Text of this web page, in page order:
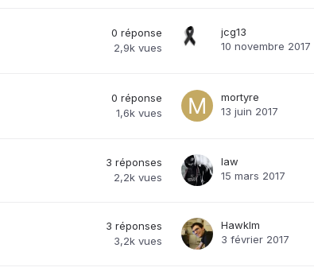
0 réponse
2,9k vues
jcg13
10 novembre 2017
0 réponse
1,6k vues
mortyre
13 juin 2017
3 réponses
2,2k vues
law
15 mars 2017
3 réponses
3,2k vues
Hawklm
3 février 2017